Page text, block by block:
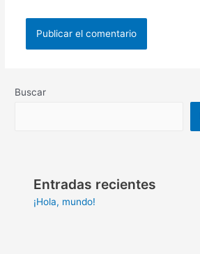
Buscar
Entradas recientes
¡Hola, mundo!